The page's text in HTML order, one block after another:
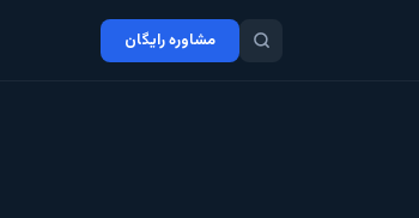
مشاوره رایگان